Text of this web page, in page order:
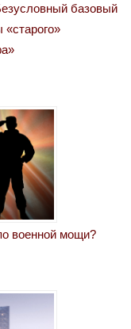
базовый
военной мощи?